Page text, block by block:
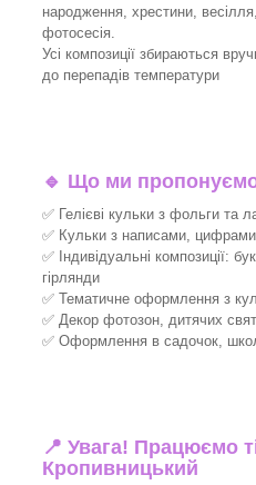
народження, хрестини,
фотосесія.
Усі композиції збираються
до перепадів температури
🔹 Що ми
✅ Гелієві кульки з фольги та
✅ Кульки з написами,
✅ Індивідуальні композиції:
гірлянди
✅ Тематичне оформлення з
✅ Декор фотозон, дитячих
✅ Оформлення в садочок,
📍 Увага! Працюємо
Кропивницький